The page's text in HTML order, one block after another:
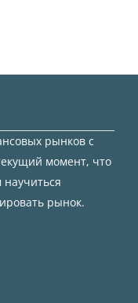
рынков с
момент, что
рынок.